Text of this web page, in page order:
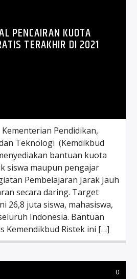
PENCAIRAN KUOTA
TERAKHIR DI 2021
Kementerian Pendidikan,
Teknologi (Kemdikbud
bantuan kuota
siswa maupun pengajar
Pembelajaran Jarak Jauh
secara daring. Target
26,8 juta siswa, mahasiswa,
Indonesia. Bantuan
Kemendikbud Ristek ini […]
0